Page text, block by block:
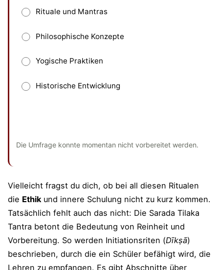
Rituale und Mantras
Philosophische Konzepte
Yogische Praktiken
Historische Entwicklung
Die Umfrage konnte momentan nicht vorbereitet werden.
Vielleicht fragst du dich, ob bei all diesen Ritualen
die Ethikund innere Schulung nicht zu kurz kommen.
Tatsächlich fehlt auch das nicht: Die Sarada Tilaka
Tantra betont die Bedeutung von Reinheit und
Vorbereitung. So werden Initiationsriten (Dīkṣā)
beschrieben, durch die ein Schüler befähigt wird, die
Lehren zu empfangen. Es gibt Abschnitte über